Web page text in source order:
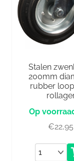
Stalen
200mm
rubber
€22,95
Aantal